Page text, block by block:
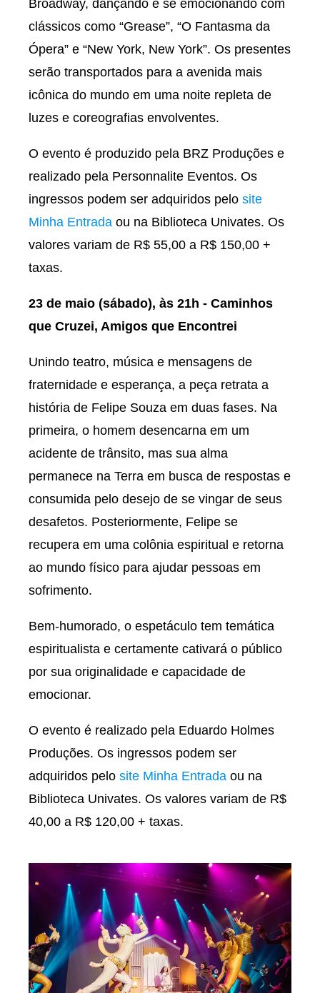
Broadway, dançando e se emocionando com
clássicos como “Grease”, “O Fantasma da
Ópera” e “New York, New York”. Os presentes
serão transportados para a avenida mais
icônica do mundo em uma noite repleta de
luzes e coreografias envolventes.
O evento é produzido pela BRZ Produções e
realizado pela Personnalite Eventos. Os
ingressos podem ser adquiridos pelo site
Minha Entrada ou na Biblioteca Univates. Os
valores variam de R$ 55,00 a R$ 150,00 +
taxas.
23 de maio (sábado), às 21h - Caminhos
que Cruzei, Amigos que Encontrei
Unindo teatro, música e mensagens de
fraternidade e esperança, a peça retrata a
história de Felipe Souza em duas fases. Na
primeira, o homem desencarna em um
acidente de trânsito, mas sua alma
permanece na Terra em busca de respostas e
consumida pelo desejo de se vingar de seus
desafetos. Posteriormente, Felipe se
recupera em uma colônia espiritual e retorna
ao mundo físico para ajudar pessoas em
sofrimento.
Bem-humorado, o espetáculo tem temática
espiritualista e certamente cativará o público
por sua originalidade e capacidade de
emocionar.
O evento é realizado pela Eduardo Holmes
Produções. Os ingressos podem ser
adquiridos pelo site Minha Entrada ou na
Biblioteca Univates. Os valores variam de R$
40,00 a R$ 120,00 + taxas.